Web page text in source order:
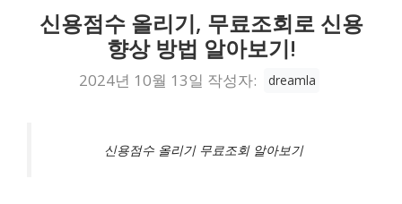
신용점수 올리기, 무료조회로 신용
향상 방법 알아보기!
2024년 10월 13일 작성자: dreamla
신용점수 올리기 무료조회 알아보기